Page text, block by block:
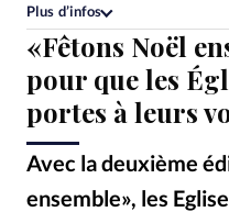
Société
Bible
Toute l'actualité
Se connecter
«Fêtons Noël
pour que les
portes à leurs
Avec la deuxième
ensemble», les
Plus d’infos